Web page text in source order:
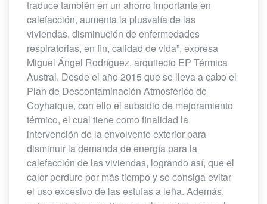
traduce también en un ahorro importante en
calefacción, aumenta la plusvalía de las
viviendas, disminución de enfermedades
respiratorias, en fin, calidad de vida”, expresa
Miguel Ángel Rodríguez, arquitecto EP Térmica
Austral. Desde el año 2015 que se lleva a cabo el
Plan de Descontaminación Atmosférico de
Coyhaique, con ello el subsidio de mejoramiento
térmico, el cual tiene como finalidad la
intervención de la envolvente exterior para
disminuir la demanda de energía para la
calefacción de las viviendas, logrando así, que el
calor perdure por más tiempo y se consiga evitar
el uso excesivo de las estufas a leña. Además,